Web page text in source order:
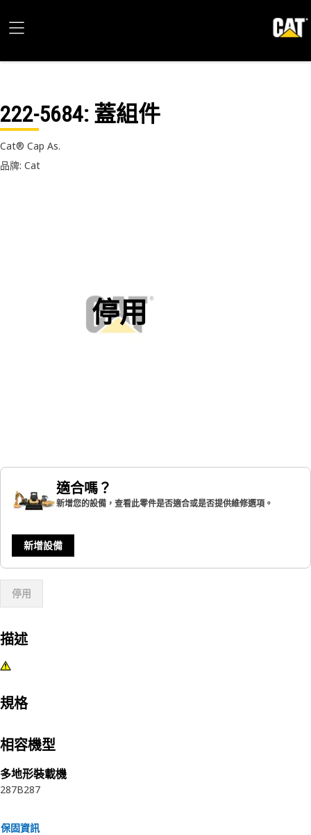
222-5684: 蓋組件
Cat® Cap As.
品牌: Cat
停用
適合嗎？
新增您的設備，查看此零件是否適合或是否提供維修選項。
新增設備
停用
描述
規格
相容機型
多地形裝載機
287B287
保固資訊